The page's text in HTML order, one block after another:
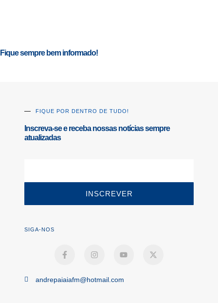
Fique sempre bem informado!
FIQUE POR DENTRO DE TUDO!
Inscreva-se e receba nossas notícias sempre
atualizadas
INSCREVER
SIGA-NOS
andrepaiaiafm@hotmail.com